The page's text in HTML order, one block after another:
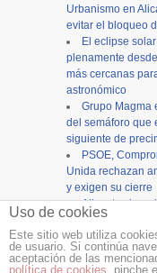
Urbanismo en
evitar el bloqueo
El eclipse
plenamente
más cercanas
astronómico
Grupo Magma
del semáforo que
siguiente de
PSOE,
Unida rechazan
y exigen su cierre
Alicante cierra
Virgen del
Copyright ©12tv
Uso de cookies
Este sitio web utiliza
de usuario. Si continúa
aceptación de las
política de cookies , pinche